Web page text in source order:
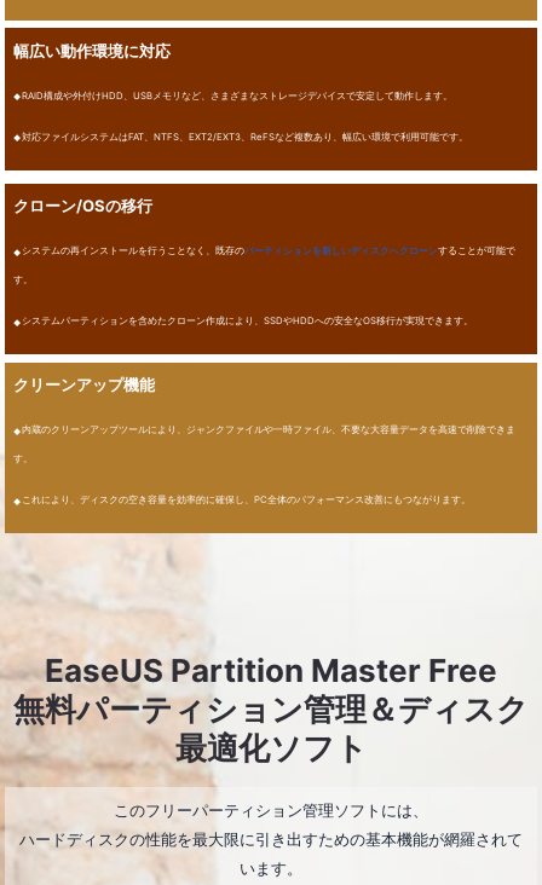
幅広い動作環境に対応
RAID構成や外付けHDD、USBメモリなど、さまざまなストレージデバイスで安定して動作します。
対応ファイルシステムはFAT、NTFS、EXT2/EXT3、ReFSなど複数あり、幅広い環境で利用可能です。
クローン/OSの移行
システムの再インストールを行うことなく、既存のパーティションを新しいディスクへクローンすることが可能で
す。
システムパーティションを含めたクローン作成により、SSDやHDDへの安全なOS移行が実現できます。
クリーンアップ機能
内蔵のクリーンアップツールにより、ジャンクファイルや一時ファイル、不要な大容量データを高速で削除できま
す。
これにより、ディスクの空き容量を効率的に確保し、PC全体のパフォーマンス改善にもつながります。
EaseUS Partition Master Free
無料パーティション管理＆ディスク
最適化ソフト
このフリーパーティション管理ソフトには、
ハードディスクの性能を最大限に引き出すための基本機能が網羅されて
います。